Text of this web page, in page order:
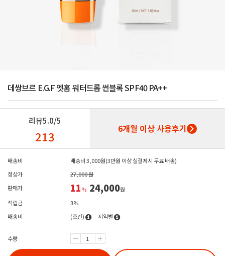
데쌍브르 E.G.F 엣홈 워터드롭 썬블록 SPF40 PA++
리뷰5.0/5
213 6개월 이상 사용후기
배송비
배송비 3,000원(3만원 이상 실결제시 무료 배송)
정상가
27,000 원
판매가
11% 24,000원
적립금
3%
배송비
(조건) 지역별
수량